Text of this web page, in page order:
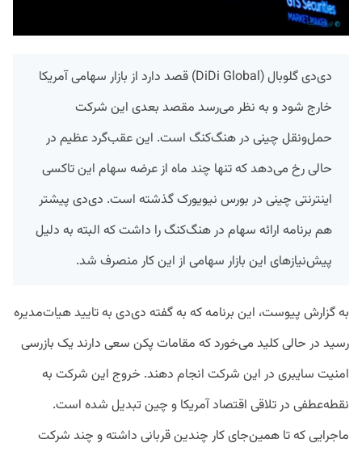
دی‌دی گلوبال (DiDi Global) قصد دارد از بازار سهامی آمریکا
خارج شود و به نظر می‌رسد مقصد بعدی این شرکت
حمل‌ونقل چینی در هنگ‌کنگ است. این عقب‌گرد عظیم در
حالی رخ می‌دهد که تنها چند ماه از عرضه سهام این تاکسی
اینترنتی چینی در بورس نیویورک گذشته است. دی‌دی پیشتر
هم برنامه ارائه سهام در هنگ‌کنگ را داشت که البته به دلیل
پیش‌نیازهای این بازار سهامی از این کار منصرف شد.
به گزارش پیوست، این برنامه که به گفته دی‌دی به تایید هیات‌مدیره
رسید در حالی کلید می‌خورد که مقامات پکن سعی دارند یک بازرسی
امنیت سایبری در این شرکت انجام دهند. خروج این شرکت به
نقطه‌عطفی در تلاقی اقتصاد آمریکا و چین تبدیل شده است.
ماجرایی که تا همین‌جای کار چندین قربانی داشته و چند شرکت